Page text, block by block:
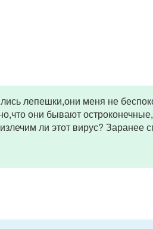
лепешки,они меня не
они бывают
ли этот вирус? Заранее